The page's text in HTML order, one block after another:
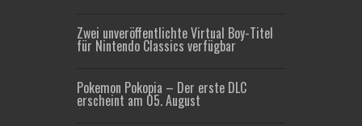
Zwei unveröffentlichte Virtual Boy-Titel
für Nintendo Classics verfügbar
Pokemon Pokopia – Der erste DLC
erscheint am 05. August